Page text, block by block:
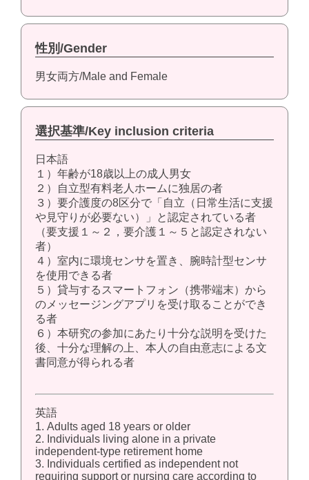
性別/Gender
男女両方/Male and Female
選択基準/Key inclusion criteria
日本語
１）年齢が18歳以上の成人男女
２）自立型有料老人ホームに独居の者
３）要介護度の8区分で「自立（日常生活に支援
や見守りが必要ない）」と認定されている者
（要支援１～２，要介護１～５と認定されない
者）
４）室内に環境センサを置き、腕時計型センサ
を使用できる者
５）貸与するスマートフォン（携帯端末）から
のメッセージングアプリを受け取ることができ
る者
６）本研究の参加にあたり十分な説明を受けた
後、十分な理解の上、本人の自由意志による文
書同意が得られる者
英語
1. Adults aged 18 years or older
2. Individuals living alone in a private
independent-type retirement home
3. Individuals certified as independent not
requiring support or nursing care according to